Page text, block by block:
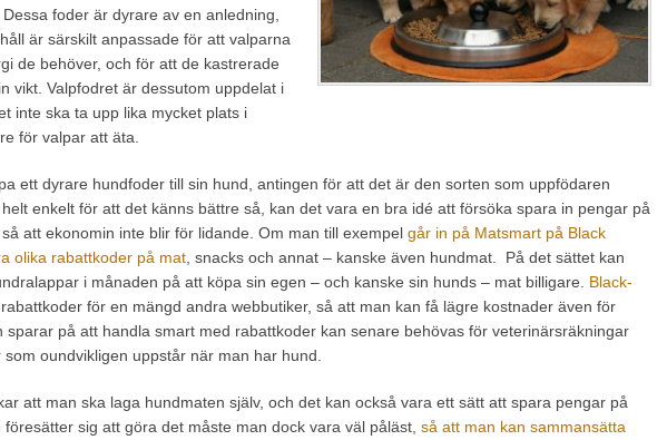
foder är dyrare av en anledning,
är särskilt anpassade för att valparna
de behöver, och för att de kastrerade
vikt. Valpfodret är dessutom uppdelat i
inte ska ta upp lika mycket plats i
för valpar att äta.
ett dyrare hundfoder till sin hund, antingen för att det är den sorten som uppfödaren
enkelt för att det känns bättre så, kan det vara en bra idé att försöka spara in pengar på
att ekonomin inte blir för lidande. Om man till exempel går in på Matsmart på Black
olika rabattkoder på mat , snacks och annat – kanske även hundmat. På det sättet kan
i månaden på att köpa sin egen – och kanske sin hunds – mat billigare. Black-
för en mängd andra webbutiker, så att man kan få lägre kostnader även för
sparar på att handla smart med rabattkoder kan senare behövas för veterinärsräkningar
oundvikligen uppstår när man har hund.
att man ska laga hundmaten själv, och det kan också vara ett sätt att spara pengar på
sig att göra det måste man dock vara väl påläst, så att man kan sammansätta